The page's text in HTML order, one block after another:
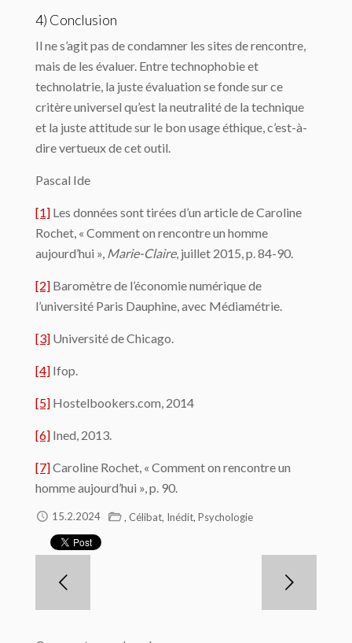
4) Conclusion
Il ne s’agit pas de condamner les sites de rencontre,
mais de les évaluer. Entre technophobie et
technolatrie, la juste évaluation se fonde sur ce
critère universel qu’est la neutralité de la technique
et la juste attitude sur le bon usage éthique, c’est-à-
dire vertueux de cet outil.
Pascal Ide
[1] Les données sont tirées d’un article de Caroline
Rochet, « Comment on rencontre un homme
aujourd’hui », Marie-Claire, juillet 2015, p. 84-90.
[2] Baromètre de l’économie numérique de
l’université Paris Dauphine, avec Médiamétrie.
[3] Université de Chicago.
[4] Ifop.
[5] Hostelbookers.com, 2014
[6] Ined, 2013.
[7]Caroline Rochet, « Comment on rencontre un
homme aujourd’hui », p. 90.
15.2.2024 , Célibat, Inédit, Psychologie